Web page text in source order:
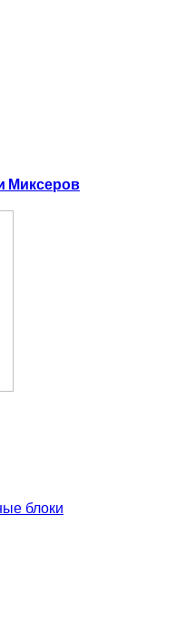
Миксеров
блоки